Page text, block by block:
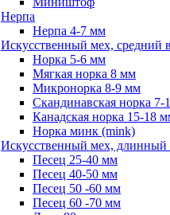
Нерпа
Нерпа 4-7 мм
Искусственный мех, средний
Норка 5-6 мм
Мягкая норка 8 мм
Микронорка 8-9 мм
Скандинавская норка 7-
Канадская норка 15-18
Норка минк (mink)
Искусственный мех, длинный
Песец 25-40 мм
Песец 40-50 мм
Песец 50 -60 мм
Песец 60 -70 мм